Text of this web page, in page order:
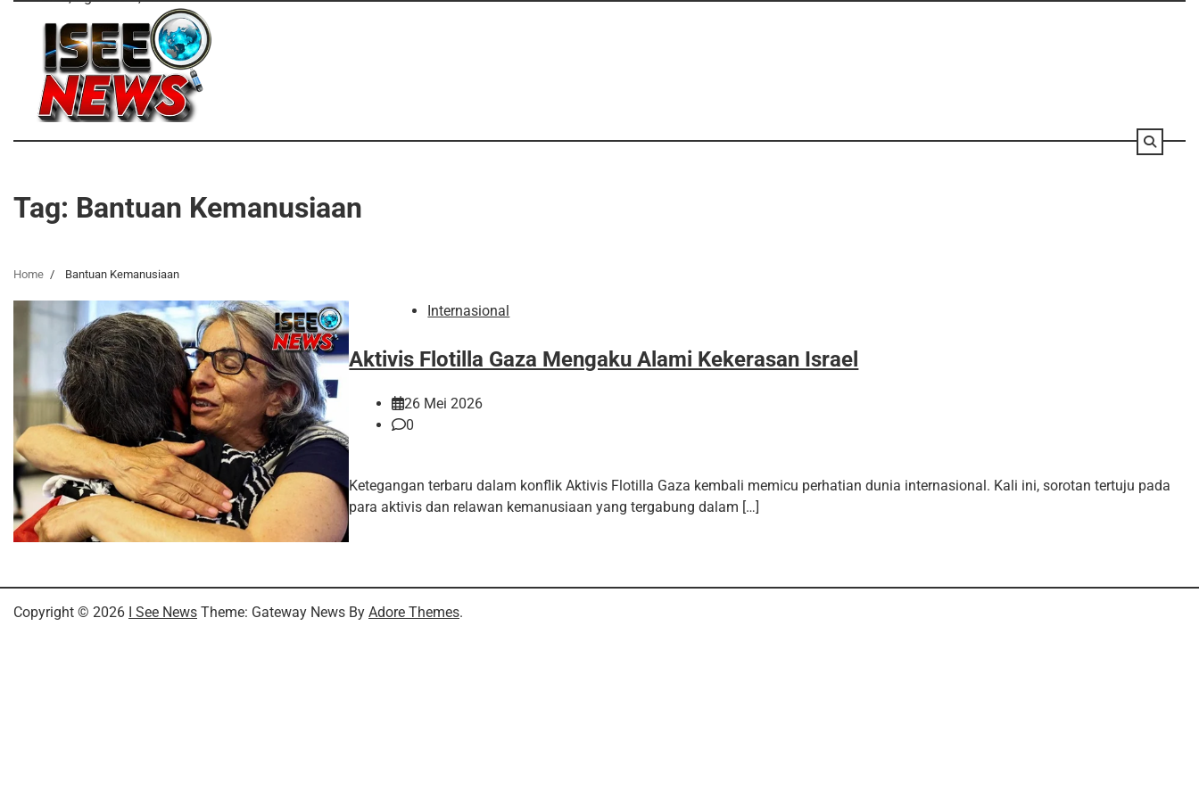
content
Tag: Bantuan Kemanusiaan
Home Bantuan Kemanusiaan
Internasional
Aktivis Flotilla Gaza Mengaku Alami Kekerasan Israel
26 Mei 2026
0
Ketegangan terbaru dalam konflik Aktivis Flotilla Gaza kembali memicu perhatian dunia internasional. Kali ini, sorotan tertuju pada
para aktivis dan relawan kemanusiaan yang tergabung dalam […]
Copyright © 2026 I See News Theme: Gateway News By Adore Themes.